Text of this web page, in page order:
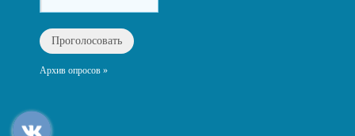
Архив опросов »